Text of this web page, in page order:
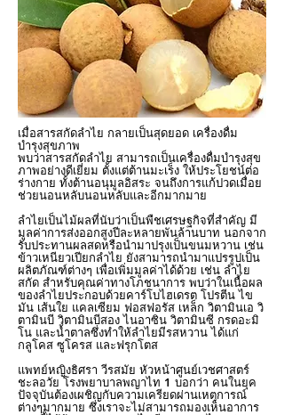
เมื่อสารสกัดลำไย กลายเป็นสุดยอด เครื่องดื่ม
บำรุงสุขภาพ
พบว่าสารสกัดลำไย สามารถเป็นเครื่องดื่มบำรุงสุข
ภาพอย่างดีเยี่ยม ตั้งแต่ต้านมะเร็ง ให้ประโยชน์ต่อ
ร่างกาย ทั้งต้านอนุมูลอิสระ จนถึงการแก้ปวดเมื่อย
ช่วยนอนหลับนอนหลับและอีกมากมาย
ลำไยเป็นไม้ผลที่นับว่าเป็นพืชเศรษฐกิจที่สำคัญ มี
มูลค่าการส่งออกสูงปีละหลายพันล้านบาท นอกจาก
รับประทานผลสดหรือนำมาปรุงเป็นขนมหวาน เช่น
ข้าวเหนียวเปียกลำไย ยังสามารถนำมาแปรรูปเป็น
ผลิตภัณฑ์ต่างๆ เพื่อเพิ่มมูลค่าได้ด้วย เช่น ลำไย
สกัด สำหรับคุณค่าทางโภชนาการ พบว่าในเนื้อผล
ของลำไยประกอบด้วยคาร์โบไฮเดรต โปรตีน ไข
มัน เส้นใย แคลเซียม ฟอสฟอรัส เหล็ก วิตามินเอ วิ
ตามินบี วิตามินบีสอง ไนอาซิน วิตามินซี กรดอะมิ
โน และน้ำตาลซึ่งทำให้ลำไยมีรสหวาน ได้แก่
กลูโคส ซูโครส และฟรุกโตส
แพทย์หญิงธิศรา วีรสมัย หัวหน้าศูนย์เวชศาสตร์
ชะลอวัย โรงพยาบาลพญาไท 1 บอกว่า คนในยุค
ปัจจุบันต้องเผชิญกับความเครียดผ่านเหตุการณ์
ต่างๆมากมาย ซึ่งเราจะไม่สามารถมองเห็นอาการ